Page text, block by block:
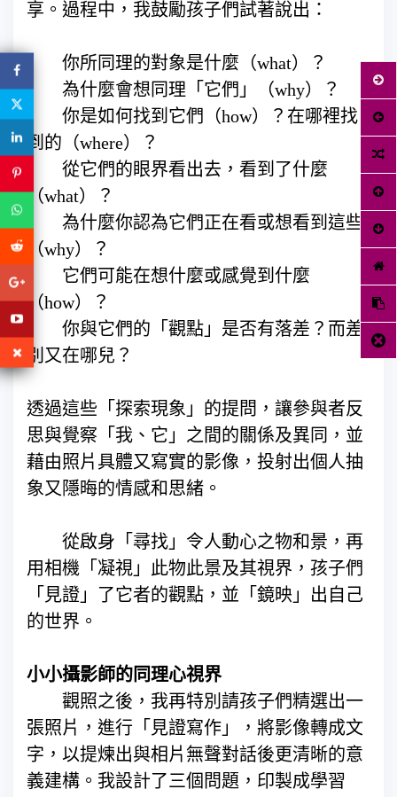
享。過程中，我鼓勵孩子們試著說出：
你所同理的對象是什麼（what）？
為什麼會想同理「它們」（why）？
你是如何找到它們（how）？在哪裡找
到的（where）？
從它們的眼界看出去，看到了什麼
（what）？
為什麼你認為它們正在看或想看到這些
（why）？
它們可能在想什麼或感覺到什麼
（how）？
你與它們的「觀點」是否有落差？而差
別又在哪兒？
透過這些「探索現象」的提問，讓參與者反
思與覺察「我、它」之間的關係及異同，並
藉由照片具體又寫實的影像，投射出個人抽
象又隱晦的情感和思緒。
從啟身「尋找」令人動心之物和景，再
用相機「凝視」此物此景及其視界，孩子們
「見證」了它者的觀點，並「鏡映」出自己
的世界。
小小攝影師的同理心視界
觀照之後，我再特別請孩子們精選出一
張照片，進行「見證寫作」，將影像轉成文
字，以提煉出與相片無聲對話後更清晰的意
義建構。我設計了三個問題，印製成學習